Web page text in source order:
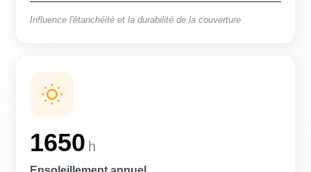
Influence l'étanchéité et la durabilité de la couverture
1650 h